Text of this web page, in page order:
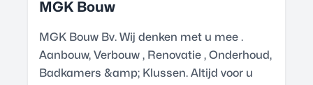
MGK Bouw
MGK Bouw Bv. Wij denken met u mee .
Aanbouw, Verbouw , Renovatie , Onderhoud,
Badkamers &amp; Klussen. Altijd voor u